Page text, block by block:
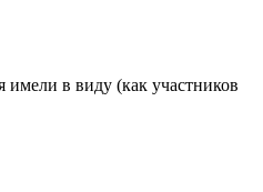
в виду (как участников